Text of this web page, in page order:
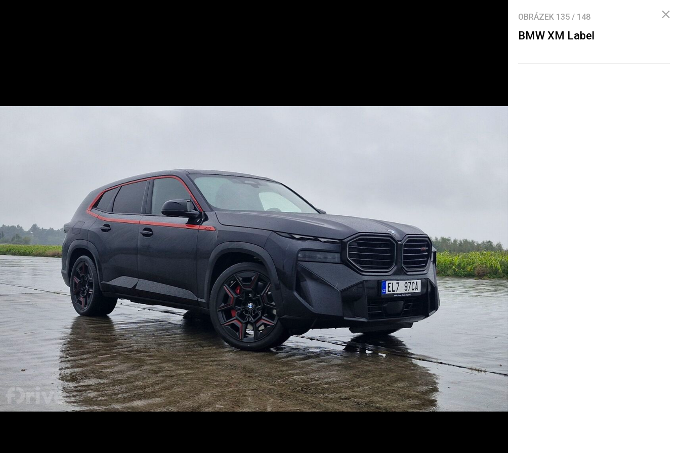
OBRÁZEK 135 / 148
BMW XM Label